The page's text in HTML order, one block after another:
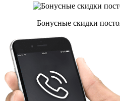
Бонусные скидки